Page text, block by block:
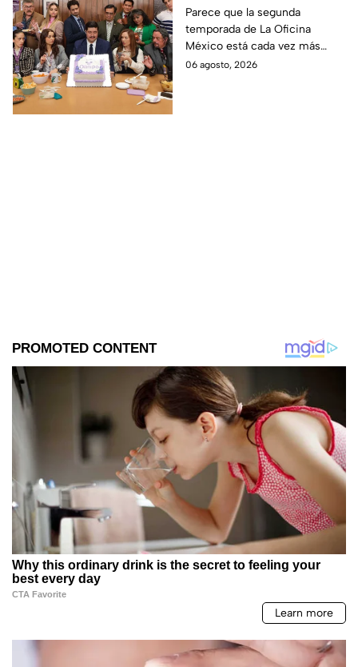
temporada 2 y un
detalle desata teorías
entre los fans
Parece que la segunda
temporada de La Oficina
México está cada vez más
cerca, pues el elenco ya se
06 agosto, 2026